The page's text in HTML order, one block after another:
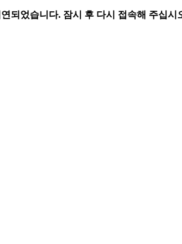
되었습니다. 잠시 후 다시 접속해 주십시